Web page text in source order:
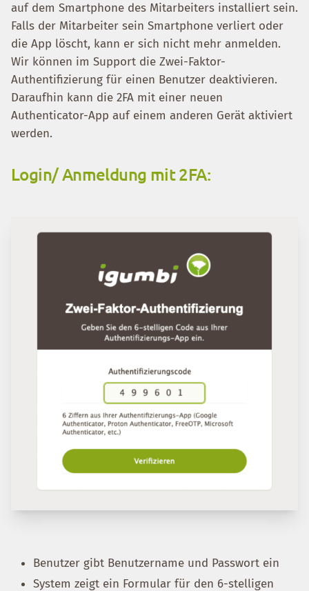
auf dem Smartphone des Mitarbeiters installiert sein.
Falls der Mitarbeiter sein Smartphone verliert oder
die App löscht, kann er sich nicht mehr anmelden.
Wir können im Support die Zwei-Faktor-
Authentifizierung für einen Benutzer deaktivieren.
Daraufhin kann die 2FA mit einer neuen
Authenticator-App auf einem anderen Gerät aktiviert
werden.
Login/ Anmeldung mit 2FA:
Benutzer gibt Benutzername und Passwort ein
System zeigt ein Formular für den 6-stelligen